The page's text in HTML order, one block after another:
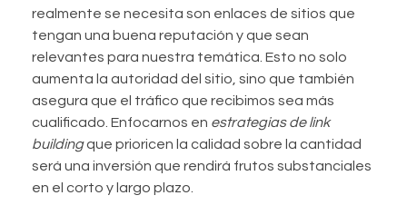
realmente se necesita son enlaces de sitios que
tengan una buena reputación y que sean
relevantes para nuestra temática. Esto no solo
aumenta la autoridad del sitio, sino que también
asegura que el tráfico que recibimos sea más
cualificado. Enfocarnos en estrategias de link
buildingque prioricen la calidad sobre la cantidad
será una inversión que rendirá frutos substanciales
en el corto y largo plazo.